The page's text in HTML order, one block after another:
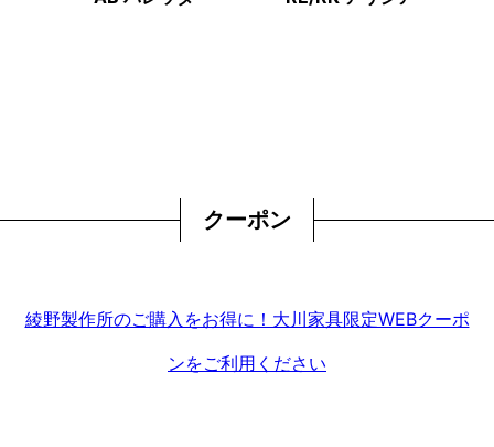
クーポン
綾野製作所のご購入をお得に！大川家具限定WEBクーポ
ンをご利用ください